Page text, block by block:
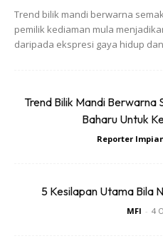
“Benci betul, kita selalu nak
mengecewakan, semua ini
Trend bilik mandi berwarna
pemilik kediaman mula
daripada ekspresi gaya hidup
Trend Bilik Mandi Berwarna
Baharu Untuk
Reporter
5 Kesilapan Utama Bila
MFI - 4